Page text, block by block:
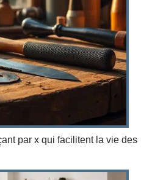
par x qui facilitent la vie des